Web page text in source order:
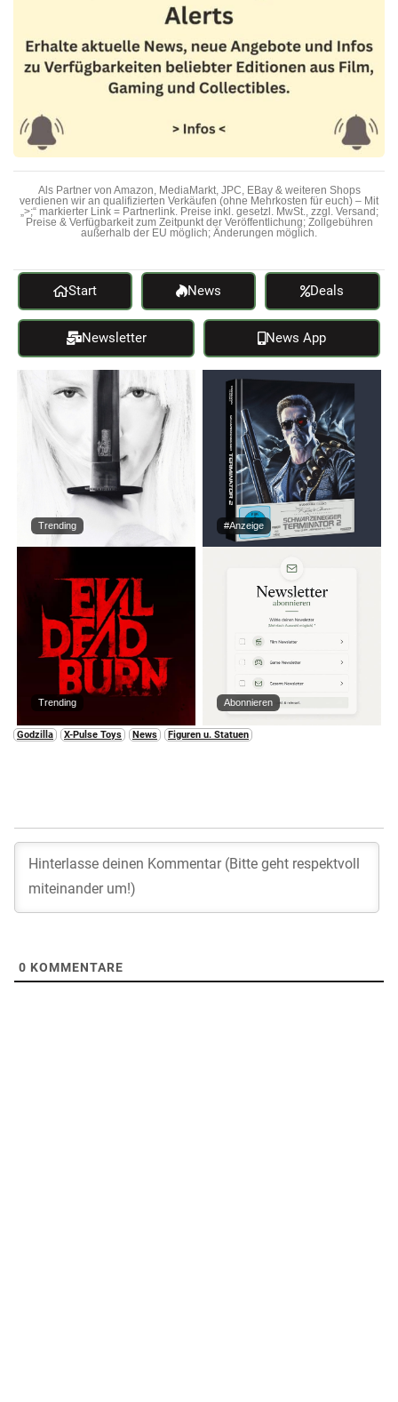
Als Partner von Amazon, MediaMarkt, JPC, EBay & weiteren Shops
verdienen wir an qualifizierten Verkäufen (ohne Mehrkosten für euch) – Mit
„>;“ markierter Link = Partnerlink. Preise inkl. gesetzl. MwSt., zzgl. Versand;
Preise & Verfügbarkeit zum Zeitpunkt der Veröffentlichung; Zollgebühren
außerhalb der EU möglich; Änderungen möglich.
Start News Deals
Newsletter News App
Trending #Anzeige
Trending Abonnieren
Godzilla X-Pulse Toys News Figuren u. Statuen
0 KOMMENTARE